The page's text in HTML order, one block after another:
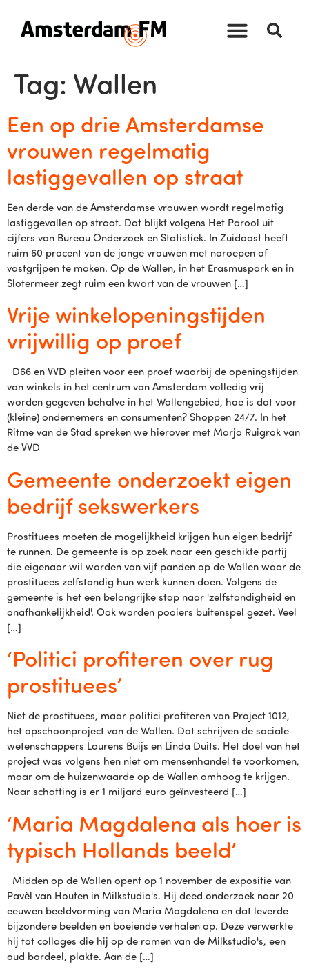
Tag: Wallen
Een op drie Amsterdamse
vrouwen regelmatig
lastiggevallen op straat
Een derde van de Amsterdamse vrouwen wordt regelmatig
lastiggevallen op straat. Dat blijkt volgens Het Parool uit
cijfers van Bureau Onderzoek en Statistiek. In Zuidoost heeft
ruim 60 procent van de jonge vrouwen met naroepen of
vastgrijpen te maken. Op de Wallen, in het Erasmuspark en in
Slotermeer zegt ruim een kwart van de vrouwen […]
Vrije winkelopeningstijden
vrijwillig op proef
D66 en VVD pleiten voor een proef waarbij de openingstijden
van winkels in het centrum van Amsterdam volledig vrij
worden gegeven behalve in het Wallengebied, hoe is dat voor
(kleine) ondernemers en consumenten? Shoppen 24/7. In het
Ritme van de Stad spreken we hierover met Marja Ruigrok van
de VVD
Gemeente onderzoekt eigen
bedrijf sekswerkers
Prostituees moeten de mogelijkheid krijgen hun eigen bedrijf
te runnen. De gemeente is op zoek naar een geschikte partij
die eigenaar wil worden van vijf panden op de Wallen waar de
prostituees zelfstandig hun werk kunnen doen. Volgens de
gemeente is het een belangrijke stap naar 'zelfstandigheid en
onafhankelijkheid'. Ook worden pooiers buitenspel gezet. Veel
[…]
‘Politici profiteren over rug
prostituees’
Niet de prostituees, maar politici profiteren van Project 1012,
het opschoonproject van de Wallen. Dat schrijven de sociale
wetenschappers Laurens Buijs en Linda Duits. Het doel van het
project was volgens hen niet om mensenhandel te voorkomen,
maar om de huizenwaarde op de Wallen omhoog te krijgen.
Naar schatting is er 1 miljard euro geïnvesteerd […]
‘Maria Magdalena als hoer is
typisch Hollands beeld’
Midden op de Wallen opent op 1 november de expositie van
Pavèl van Houten in Milkstudio's. Hij deed onderzoek naar 20
eeuwen beeldvorming van Maria Magdalena en dat leverde
bijzondere beelden en boeiende verhalen op. Deze verwerkte
hij tot collages die hij op de ramen van de Milkstudio's, een
oud bordeel, plakte. Aan de […]